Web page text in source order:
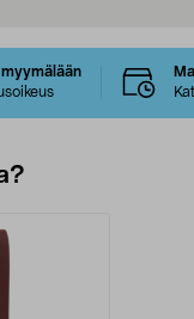
myymälään